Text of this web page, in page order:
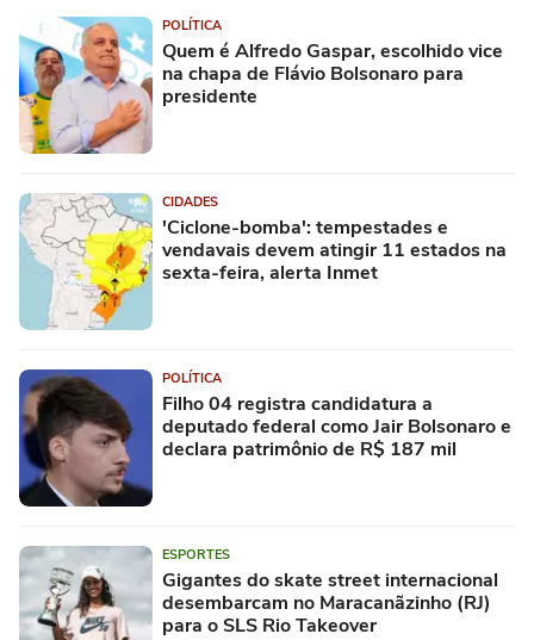
POLÍTICA
Quem é Alfredo Gaspar, escolhido vice
na chapa de Flávio Bolsonaro para
presidente
CIDADES
'Ciclone-bomba': tempestades e
vendavais devem atingir 11 estados na
sexta-feira, alerta Inmet
POLÍTICA
Filho 04 registra candidatura a
deputado federal como Jair Bolsonaro e
declara patrimônio de R$ 187 mil
ESPORTES
Gigantes do skate street internacional
desembarcam no Maracanãzinho (RJ)
para o SLS Rio Takeover